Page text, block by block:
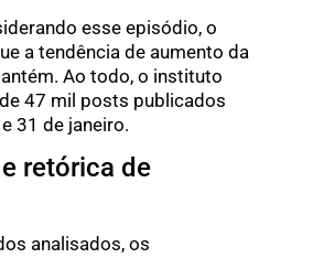
esse episódio, o
a tendência de aumento da
Ao todo, o instituto
47 mil posts publicados
31 de janeiro.
retórica de
analisados, os